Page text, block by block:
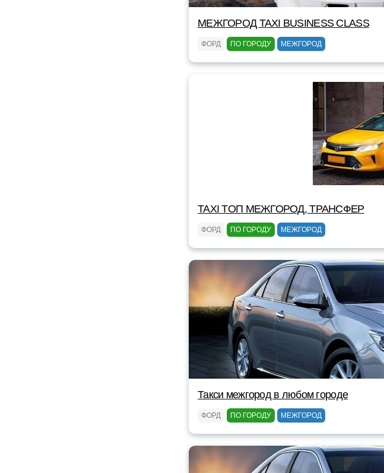
МЕЖГОРОД TAXI BUSINESS CLASS
ФОРД ПО ГОРОДУ МЕЖГОРОД
TAXI TOП МЕЖГОРОД, ТРАНСФЕР
ФОРД ПО ГОРОДУ МЕЖГОРОД
Такси межгород в любом городе
ФОРД ПО ГОРОДУ МЕЖГОРОД